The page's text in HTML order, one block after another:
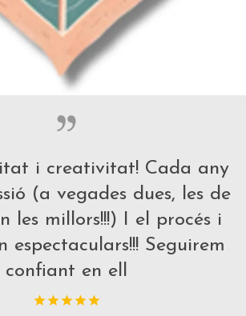
i creativitat! Cada any
(a vegades dues, les de
les millors!!!) I el procés i
espectaculars!!! Seguirem
confiant en ell